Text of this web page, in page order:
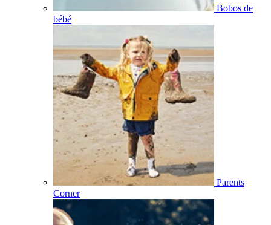
Bobos de
bébé
Parents
Corner